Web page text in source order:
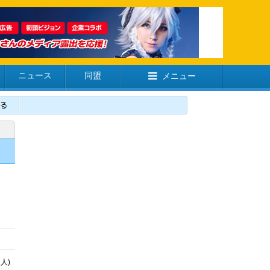
ニュース 同盟 メニュー
)